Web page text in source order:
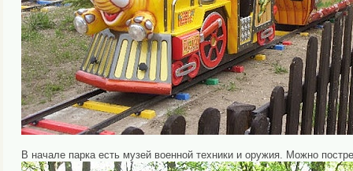
В начале парка есть музей военной техники и оружия. Можно